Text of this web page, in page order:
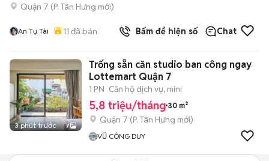
Quận 7 (P. Tân Hưng mới)
An Tụ Tài 11 đã bán Bấm để hiện số Chat
3 phút trước 7
Trống sẵn căn studio ban công ngay
Lottemart Quận 7
1 PN Căn hộ dịch vụ, mini
5,8 triệu/tháng 30 m²
Quận 7 (P. Tân Hưng mới)
VŨ CÔNG DUY